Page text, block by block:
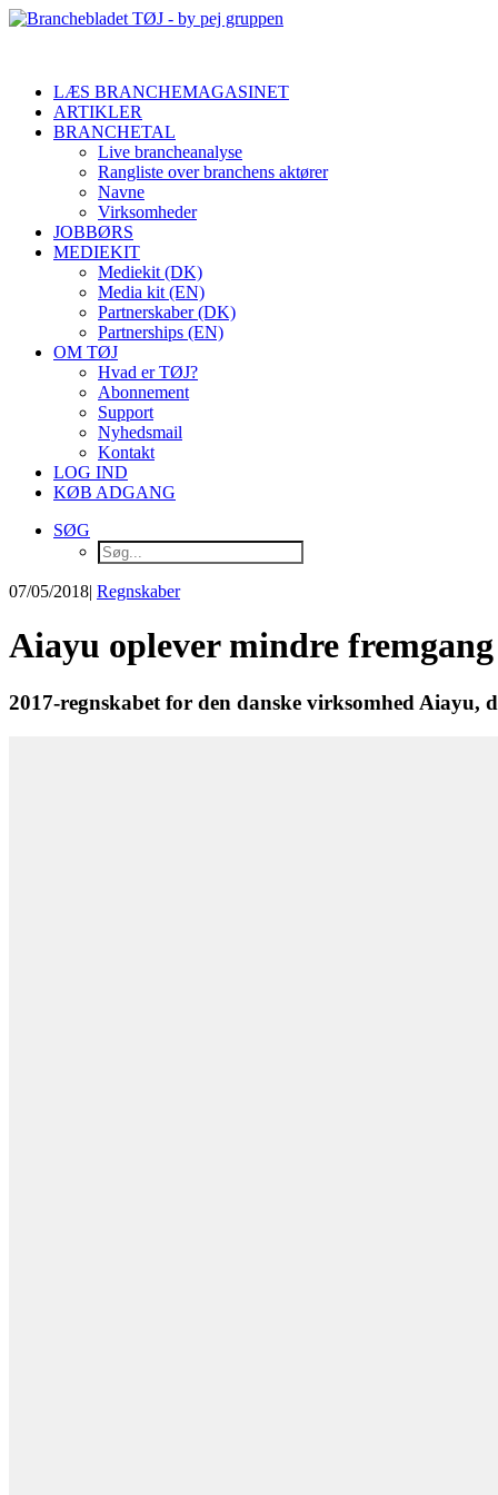
LÆS BRANCHEMAGASINET
ARTIKLER
BRANCHETAL
Live brancheanalyse
Rangliste over branchens aktører
Navne
Virksomheder
JOBBØRS
MEDIEKIT
Mediekit (DK)
Media kit (EN)
Partnerskaber (DK)
Partnerships (EN)
OM TØJ
Hvad er TØJ?
Abonnement
Support
Nyhedsmail
Kontakt
LOG IND
KØB ADGANG
SØG
07/05/2018| Regnskaber
Aiayu oplever mindre fremgang
2017-regnskabet for den danske virksomhed Aiayu,